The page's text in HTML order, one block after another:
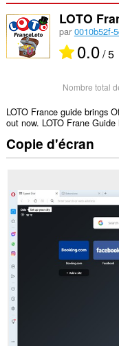
LOTO
par 0010b52f-
0.0/ 5
Nombre total
LOTO France guide brings
out now. LOTO Frane
Copie d'écran